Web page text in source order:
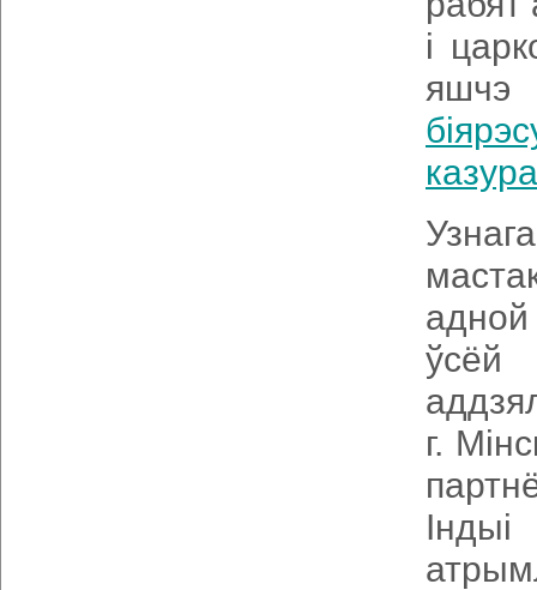
і
ўсёй
г.